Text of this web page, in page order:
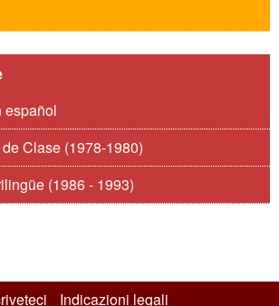
español
Clase (1978-1980)
(1986 - 1993)
Indicazioni legali